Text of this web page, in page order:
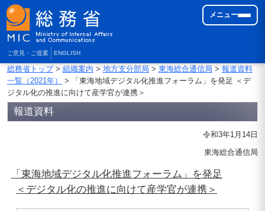
ご意見・ご提案 ENGLISH
メニュー
総務省トップ> 組織案内 > 地方支分部局 > 東海総合通信局 > 報道資料
一覧（2021年）
> 「東海地域デジタル化推進フォーラム」を発足 ＜デ
ジタル化の推進に向けて産学官が連携＞
報道資料
令和3年1月14日
東海総合通信局
「東海地域デジタル化推進フォーラム」を発足
＜デジタル化の推進に向けて産学官が連携＞